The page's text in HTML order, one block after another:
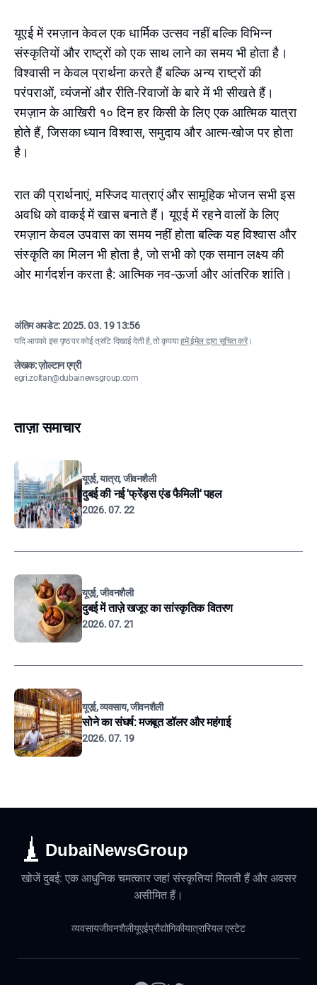
यूएई में रमज़ान केवल एक धार्मिक उत्सव नहीं बल्कि विभिन्न
संस्कृतियों और राष्ट्रों को एक साथ लाने का समय भी होता है।
विश्वासी न केवल प्रार्थना करते हैं बल्कि अन्य राष्ट्रों की
परंपराओं, व्यंजनों और रीति-रिवाजों के बारे में भी सीखते हैं।
रमज़ान के आखिरी १० दिन हर किसी के लिए एक आत्मिक यात्रा
होते हैं, जिसका ध्यान विश्वास, समुदाय और आत्म-खोज पर होता
है।
रात की प्रार्थनाएं, मस्जिद यात्राएं और सामूहिक भोजन सभी इस
अवधि को वाकई में खास बनाते हैं। यूएई में रहने वालों के लिए
रमज़ान केवल उपवास का समय नहीं होता बल्कि यह विश्वास और
संस्कृति का मिलन भी होता है, जो सभी को एक समान लक्ष्य की
ओर मार्गदर्शन करता है: आत्मिक नव-ऊर्जा और आंतरिक शांति।
अंतिम अपडेट:2025. 03. 19 13:56
यदि आपको इस पृष्ठ पर कोई त्रुटि दिखाई देती है, तो कृपयाहमें ईमेल द्वारा सूचित करें।
लेखक: ज़ोल्टान एग्री
egri.zoltan@dubainewsgroup.com
ताज़ा समाचार
यूएई, यात्रा, जीवनशैली
दुबई की नई 'फ्रेंड्स एंड फैमिली' पहल
2026. 07. 22
यूएई, जीवनशैली
दुबई में ताज़े खजूर का सांस्कृतिक वितरण
2026. 07. 21
यूएई, व्यवसाय, जीवनशैली
सोने का संघर्ष: मजबूत डॉलर और महंगाई
2026. 07. 19
DubaiNewsGroup
खोजें दुबई: एक आधुनिक चमत्कार जहां संस्कृतियां मिलती हैं और अवसर
असीमित हैं।
व्यवसायजीवनशैलीयूएईप्रौद्योगिकीयात्रारियल एस्टेट